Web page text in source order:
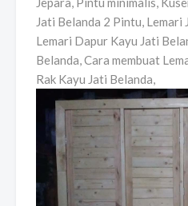
Jati Belanda 2 Pintu, Lemari
Lemari Dapur Kayu Jati
Belanda, Cara membuat
Rak Kayu Jati Belanda,